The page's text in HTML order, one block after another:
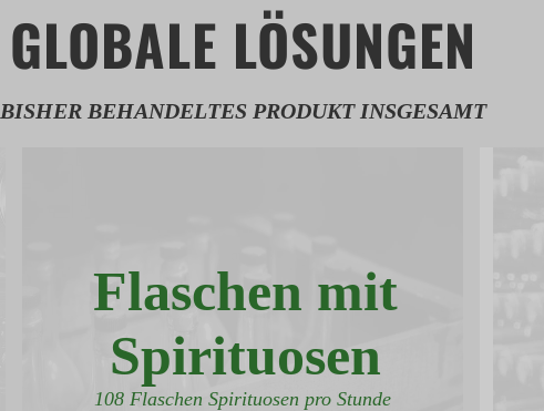
GLOBALE LÖSUNGEN
BISHER BEHANDELTES PRODUKT INSGESAMT
Flaschen mit
Spirituosen
108 Flaschen Spirituosen pro Stunde